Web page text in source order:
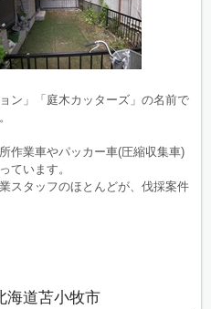
ン」「庭木カッターズ」の名前で
作業車やパッカー車(圧縮収集車)
ています。
スタッフのほとんどが、伐採案件
苫小牧市